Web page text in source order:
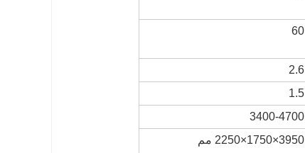
60
2.6
1.5
3400-4700
3950×1750×2250 مم